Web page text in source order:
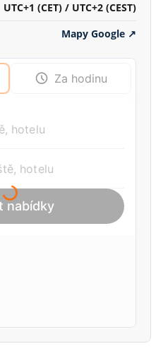
UTC+1 (CET) / UTC+2 (CEST)
Mapy Google ↗